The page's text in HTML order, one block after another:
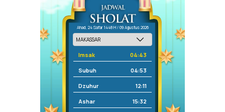
Ahad, 24 Safar 1448 H / 09 Agustus 2026
Imsak 04:43
Subuh 04:53
Dzuhur 12:11
Ashar 15:32